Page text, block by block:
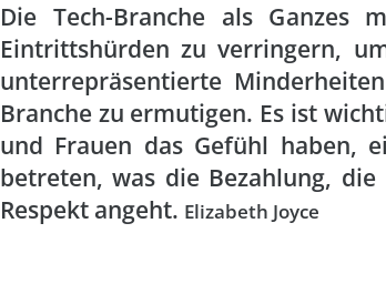
Die Tech-Branche als Ganzes
Eintrittshürden zu verringern,
unterrepräsentierte
Branche zu ermutigen. Es ist
und Frauen das Gefühl haben,
betreten, was die Bezahlung,
Respekt angeht. Elizabeth Joyce